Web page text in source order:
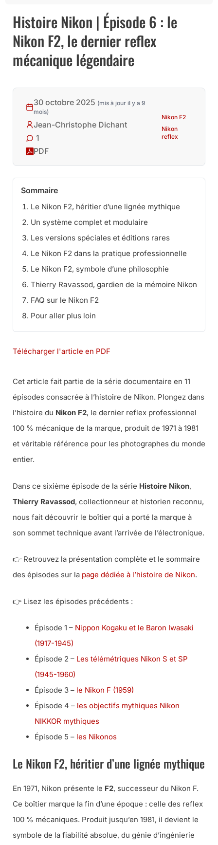
Histoire Nikon | Épisode 6 : le
Nikon F2, le dernier reflex
mécanique légendaire
30 octobre 2025 (mis à jour il y a 9
mois)
Jean-Christophe Dichant
1
PDF
Nikon F2
Nikon
reflex
Sommaire
Le Nikon F2, héritier d’une lignée mythique
Un système complet et modulaire
Les versions spéciales et éditions rares
Le Nikon F2 dans la pratique professionnelle
Le Nikon F2, symbole d’une philosophie
Thierry Ravassod, gardien de la mémoire Nikon
FAQ sur le Nikon F2
Pour aller plus loin
Télécharger l'article en PDF
Cet article fait partie de la série documentaire en 11
épisodes consacrée à l’histoire de Nikon. Plongez dans
l’histoire du Nikon F2, le dernier reflex professionnel
100 % mécanique de la marque, produit de 1971 à 1981
et véritable référence pour les photographes du monde
entier.
Dans ce sixième épisode de la série Histoire Nikon,
Thierry Ravassod, collectionneur et historien reconnu,
nous fait découvrir le boîtier qui a porté la marque à
son sommet technique avant l’arrivée de l’électronique.
👉 Retrouvez la présentation complète et le sommaire
des épisodes sur la page dédiée à l’histoire de Nikon.
👉 Lisez les épisodes précédents :
Épisode 1 – Nippon Kogaku et le Baron Iwasaki
(1917-1945)
Épisode 2 – Les télémétriques Nikon S et SP
(1945-1960)
Épisode 3 – le Nikon F (1959)
Épisode 4 – les objectifs mythiques Nikon
NIKKOR mythiques
Épisode 5 – les Nikonos
Le Nikon F2, héritier d’une lignée mythique
En 1971, Nikon présente le F2, successeur du Nikon F.
Ce boîtier marque la fin d’une époque : celle des reflex
100 % mécaniques. Produit jusqu’en 1981, il devient le
symbole de la fiabilité absolue, du génie d’ingénierie